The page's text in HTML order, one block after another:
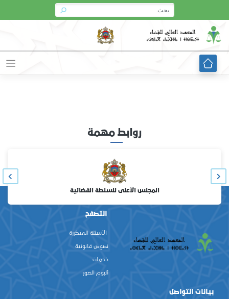
content
روابط مهمة
المجلس الأعلى للسلطة القضائية
التصفح
الأسئلة المتكررة
نصوص قانونية
خدمات
ألبوم الصور
بيانات التواصل